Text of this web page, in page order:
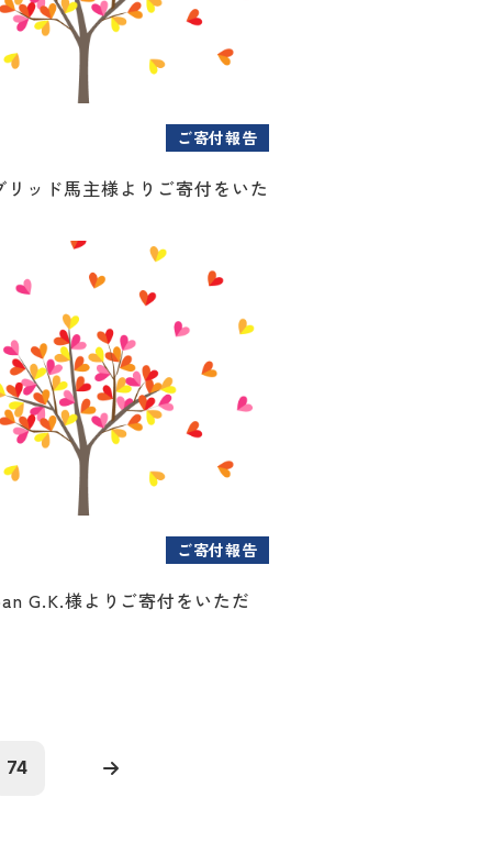
ご寄付報告
ッド馬主様よりご寄付をいた
ご寄付報告
G.K.様よりご寄付をいただ
74